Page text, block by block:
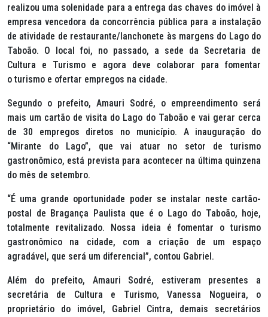
realizou uma solenidade para a entrega das chaves do imóvel à
empresa vencedora da concorrência pública para a instalação
de atividade de restaurante/lanchonete às margens do Lago do
Taboão. O local foi, no passado, a sede da Secretaria de
Cultura e Turismo e agora deve colaborar para fomentar
o turismo e ofertar empregos na cidade.
Segundo o prefeito, Amauri Sodré, o empreendimento será
mais um cartão de visita do Lago do Taboão e vai gerar cerca
de 30 empregos diretos no município. A inauguração do
“Mirante do Lago”, que vai atuar no setor de turismo
gastronômico, está prevista para acontecer na última quinzena
do mês de setembro.
“É uma grande oportunidade poder se instalar neste cartão-
postal de Bragança Paulista que é o Lago do Taboão, hoje,
totalmente revitalizado. Nossa ideia é fomentar o turismo
gastronômico na cidade, com a criação de um espaço
agradável, que será um diferencial”, contou Gabriel.
Além do prefeito, Amauri Sodré, estiveram presentes a
secretária de Cultura e Turismo, Vanessa Nogueira, o
proprietário do imóvel, Gabriel Cintra, demais secretários